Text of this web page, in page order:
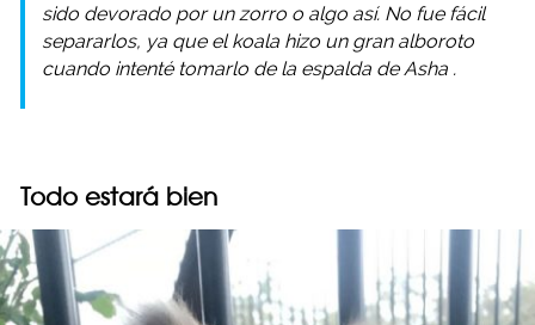
sido devorado por un zorro o algo así. No fue fácil
separarlos, ya que el koala hizo un gran alboroto
cuando intenté tomarlo de la espalda deAsha .
Todo estará bien